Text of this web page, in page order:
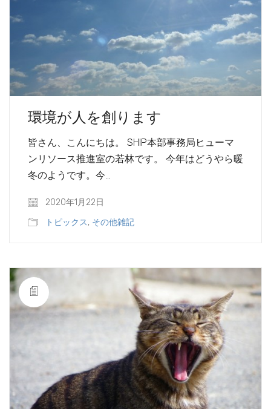
環境が人を創ります
皆さん、こんにちは。 SHIP本部事務局ヒューマ
ンリソース推進室の若林です。 今年はどうやら暖
冬のようです。今…
2020年1月22日
トピックス, その他雑記